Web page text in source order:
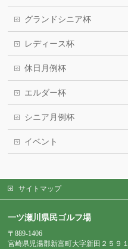
グランドシニア杯
レディース杯
休日月例杯
エルダー杯
シニア月例杯
イベント
サイトマップ
一ツ瀬川県民ゴルフ場
〒889-1406
宮崎県児湯郡新富町大字新田２５９１